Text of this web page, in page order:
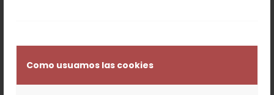
Como usuamos las cookies